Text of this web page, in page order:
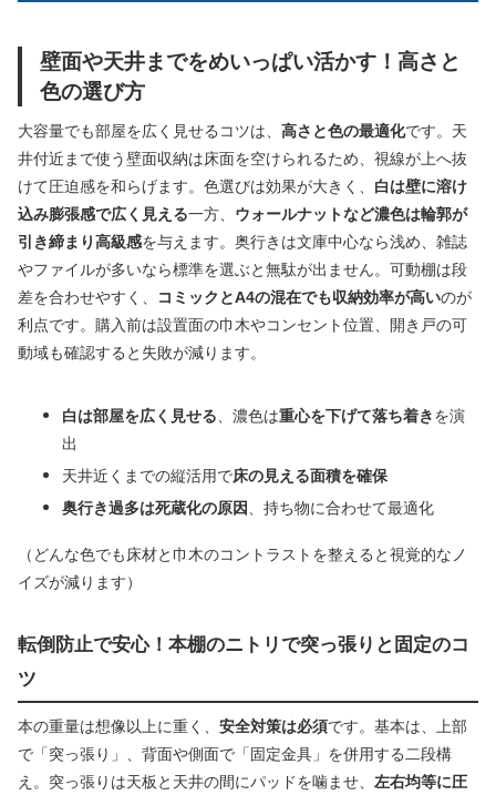
壁面や天井までをめいっぱい活かす！高さと
色の選び方
大容量でも部屋を広く見せるコツは、 高さと色の最適化です。天
井付近まで使う壁面収納は床面を空けられるため、視線が上へ抜
けて圧迫感を和らげます。色選びは効果が大きく、 白は壁に溶け
込み膨張感で広く見える一方、 ウォールナットなど濃色は輪郭が
引き締まり高級感を与えます。奥行きは文庫中心なら浅め、雑誌
やファイルが多いなら標準を選ぶと無駄が出ません。可動棚は段
差を合わせやすく、
コミックとA4の混在でも収納効率が高いのが
利点です。購入前は設置面の巾木やコンセント位置、開き戸の可
動域も確認すると失敗が減ります。
白は部屋を広く見せる、濃色は重心を下げて落ち着きを演
出
天井近くまでの縦活用で床の見える面積を確保
奥行き過多は死蔵化の原因、持ち物に合わせて最適化
（どんな色でも床材と巾木のコントラストを整えると視覚的なノ
イズが減ります）
転倒防止で安心！本棚のニトリで突っ張りと固定のコ
ツ
本の重量は想像以上に重く、 安全対策は必須です。基本は、上部
で「突っ張り」、背面や側面で「固定金具」を併用する二段構
え。突っ張りは天板と天井の間にパッドを噛ませ、 左右均等に圧